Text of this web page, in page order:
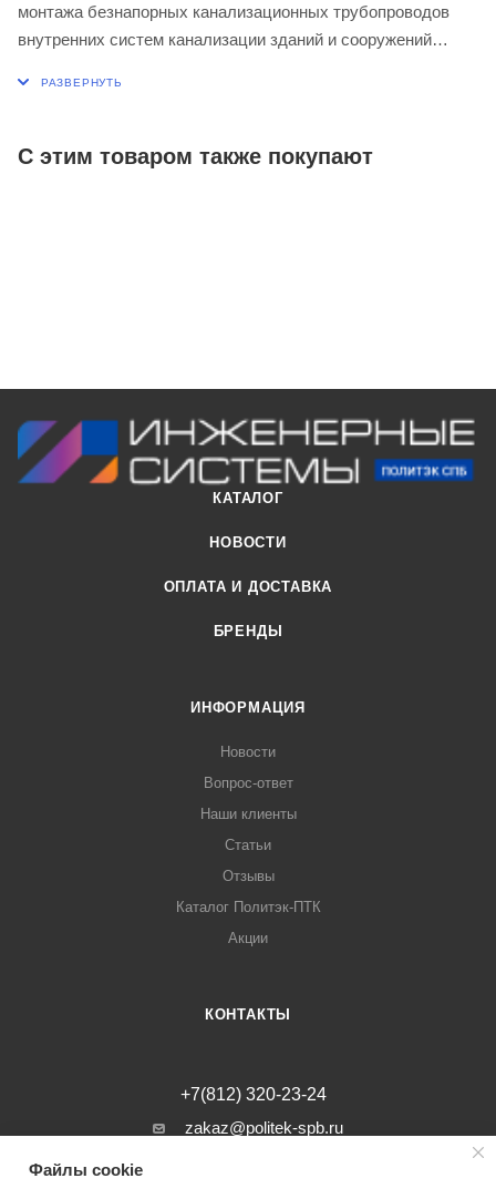
монтажа безнапорных канализационных трубопроводов
внутренних систем канализации зданий и сооружений
предназначена для выполнения соединений трубы с двух
С этим товаром также покупают
КАТАЛОГ
НОВОСТИ
ОПЛАТА И ДОСТАВКА
БРЕНДЫ
ИНФОРМАЦИЯ
Новости
Вопрос-ответ
Наши клиенты
Статьи
Отзывы
Каталог Политэк-ПТК
Акции
КОНТАКТЫ
+7(812) 320-23-24
zakaz@politek-spb.ru
г. Санкт-Петербург, Минеральная ул, д.
Файлы cookie